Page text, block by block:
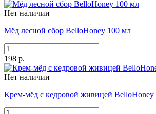
Нет наличии
Мёд лесной сбор BelloHoney 100 мл
198 р.
Нет наличии
Крем-мёд с кедровой живицей BelloHoney